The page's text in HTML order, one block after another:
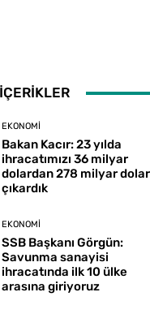
EKONOMI
Bakan Kacır: 23 yılda
ihracatımızı 36 milyar
dolardan 278 milyar
çıkardık
EKONOMI
SSB Başkanı Görgün:
Savunma sanayisi
ihracatında ilk 10 ülke
arasına giriyoruz